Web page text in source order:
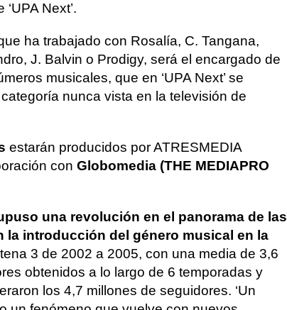
Next’.
ha trabajado con Rosalía, C. Tangana,
J. Balvin o Prodigy, será el encargado de
musicales, que en ‘UPA Next’ se
nunca vista en la televisión de
estarán producidos por ATRESMEDIA
con Globomedia (THE MEDIAPRO
una revolución en el panorama de las
la introducción del género musical en la
3 de 2002 a 2005, con una media de 3,6
obtenidos a lo largo de 6 temporadas y
los 4,7 millones de seguidores. ‘Un